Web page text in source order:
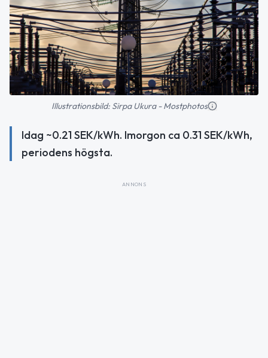
Illustrationsbild: Sirpa Ukura - Mostphotos
Idag ~0.21 SEK/kWh. Imorgon ca 0.31 SEK/kWh,
periodens högsta.
ANNONS